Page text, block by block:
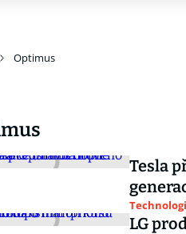
Optimus
Tesla
LG